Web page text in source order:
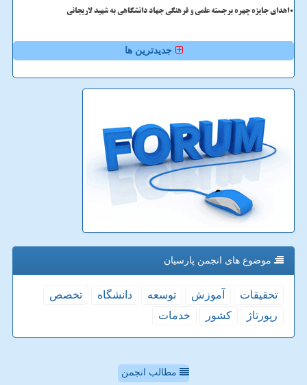
اهدای جایزه چهره برجسته علمی و فرهنگی جهاد دانشگاهی به شهید لاریجانی
جدیدترین ها
موضوع های انجمن پارسیان
تحقیقات آموزش توسعه دانشگاه
تخصص
رپورتاژ
كشور خدمات
مطالب انجمن